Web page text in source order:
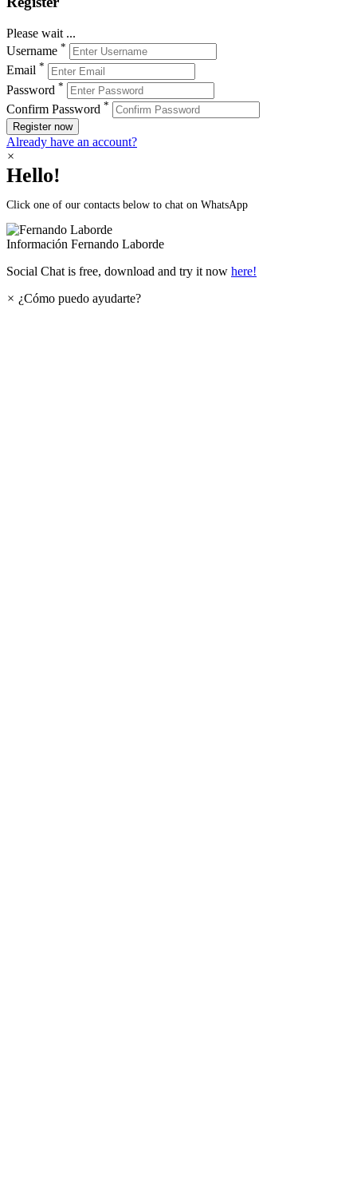
Please wait ...
Username *
Email *
Password *
Confirm Password *
Register now
Already have an account?
×
Hello!
Click one of our contacts below to chat on WhatsApp
Información Fernando Laborde
Social Chat is free, download and try it now here!
× ¿Cómo puedo ayudarte?